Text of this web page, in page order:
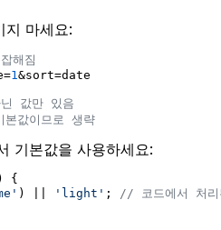
지 마세요:
해짐
1 &sort=date
값만 있음
값이므로 생략
기본값을 사용하세요:
{
) || 'light' ;
// 코드에서 처리